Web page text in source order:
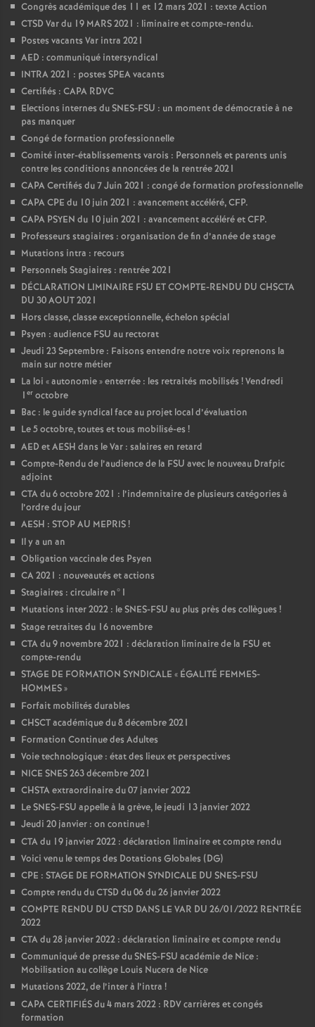
Congrès académique des 11 et 12 mars 2021 : texte Action
CTSD Var du 19 MARS 2021 : liminaire et compte-rendu.
Postes vacants Var intra 2021
AED : communiqué intersyndical
INTRA 2021 : postes SPEA vacants
Certifiés : CAPA RDVC
Elections internes du SNES-FSU : un moment de démocratie à ne
pas manquer
Congé de formation professionnelle
Comité inter-établissements varois : Personnels et parents unis
contre les conditions annoncées de la rentrée 2021
CAPA Certifiés du 7 Juin 2021 : congé de formation professionnelle
CAPA CPE du 10 juin 2021 : avancement accéléré, CFP.
CAPA PSYEN du 10 juin 2021 : avancement accéléré et CFP.
Professeurs stagiaires : organisation de fin d’année de stage
Mutations intra : recours
Personnels Stagiaires : rentrée 2021
DÉCLARATION LIMINAIRE FSU ET COMPTE-RENDU DU CHSCTA
DU 30 AOUT 2021
Hors classe, classe exceptionnelle, échelon spécial
Psyen : audience FSU au rectorat
Jeudi 23 Septembre : Faisons entendre notre voix reprenons la
main sur notre métier
La loi «autonomie» enterrée : les retraités mobilisés ! Vendredi
1 er octobre
Bac : le guide syndical face au projet local d’évaluation
Le 5 octobre, toutes et tous mobilisé-es !
AED et AESH dans le Var : salaires en retard
Compte-Rendu de l’audience de la FSU avec le nouveau Drafpic
adjoint
CTA du 6 octobre 2021 : l’indemnitaire de plusieurs catégories à
l’ordre du jour
AESH : STOP AU MEPRIS!
Il y a un an
Obligation vaccinale des Psyen
CA 2021 : nouveautés et actions
Stagiaires : circulaire n°1
Mutations inter 2022 : le SNES-FSU au plus près des collègues !
Stage retraites du 16 novembre
CTA du 9 novembre 2021 : déclaration liminaire de la FSU et
compte-rendu
STAGE DE FORMATION SYNDICALE « ÉGALITÉ FEMMES-
HOMMES»
Forfait mobilités durables
CHSCT académique du 8 décembre 2021
Formation Continue des Adultes
Voie technologique : état des lieux et perspectives
NICE SNES 263 décembre 2021
CHSTA extraordinaire du 07 janvier 2022
Le SNES-FSU appelle à la grève, le jeudi 13 janvier 2022
Jeudi 20 janvier : on continue!
CTA du 19 janvier 2022 : déclaration liminaire et compte rendu
Voici venu le temps des Dotations Globales (DG)
CPE : STAGE DE FORMATION SYNDICALE DU SNES-FSU
Compte rendu du CTSD du 06 du 26 janvier 2022
COMPTE RENDU DU CTSD DANS LE VAR DU 26/01/2022 RENTRÉE
2022
CTA du 28 janvier 2022 : déclaration liminaire et compte rendu
Communiqué de presse du SNES-FSU académie de Nice :
Mobilisation au collège Louis Nucera de Nice
Mutations 2022, de l’inter à l’intra !
CAPA CERTIFIÉS du 4 mars 2022 : RDV carrières et congés
formation